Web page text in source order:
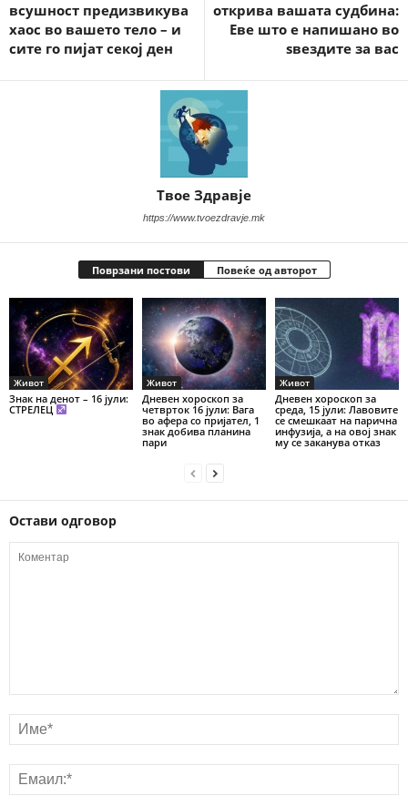
всушност предизвикува
хаос во вашето тело – и
сите го пијат секој ден
открива вашата судбина:
Еве што е напишано во
ѕвездите за вас
Твое Здравје
https://www.tvoezdravje.mk
Поврзани постови Повеќе од авторот
Живот
Знак на денот – 16 јули:
СТРЕЛЕЦ
Живот
Дневен хороскоп за
четврток 16 јули: Вага
во афера со пријател, 1
знак добива планина
пари
Живот
Дневен хороскоп за
среда, 15 јули: Лавовите
се смешкаат на парична
инфузија, а на овој знак
му се заканува отказ
Остави одговор